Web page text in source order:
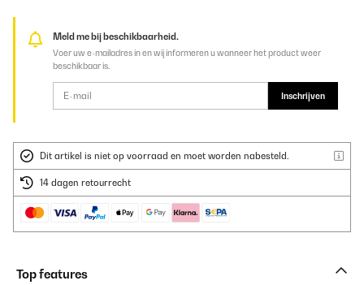
Meld me bij beschikbaarheid.
Voer uw e-mailadres in en wij informeren u wanneer het product weer
beschikbaar is.
Inschrijven
Dit artikel is niet op voorraad en moet worden nabesteld.
14 dagen retourrecht
Top features